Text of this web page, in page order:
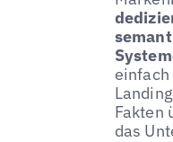
Fakten
das